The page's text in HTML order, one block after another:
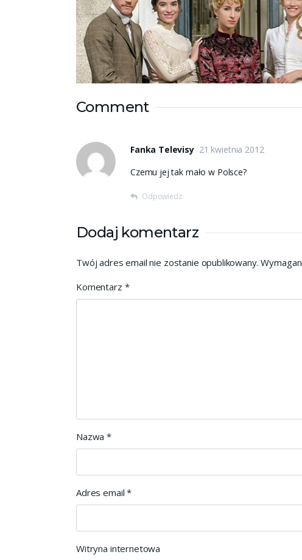
Comment
Fanka Televisy 21 kwietnia 2012
Czemu jej tak mało w Polsce?
Odpowiedz
Dodaj komentarz
Twój adres email nie zostanie opublikowany.
Komentarz *
Nazwa*
Adres email*
Witryna internetowa